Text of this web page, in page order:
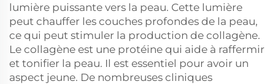
lumière puissante vers la peau. Cette lumière
peut chauffer les couches profondes de la peau,
ce qui peut stimuler la production de collagène.
Le collagène est une protéine qui aide à raffermir
et tonifier la peau. Il est essentiel pour avoir un
aspect jeune. De nombreuses cliniques